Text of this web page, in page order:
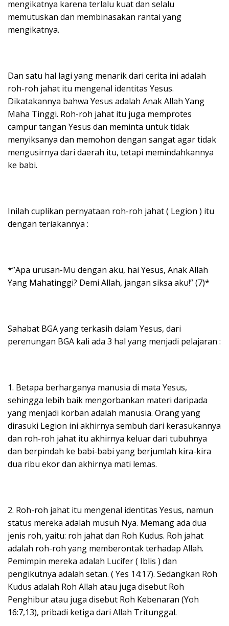
mengikatnya karena terlalu kuat dan selalu
memutuskan dan membinasakan rantai yang
mengikatnya.
Dan satu hal lagi yang menarik dari cerita ini adalah
roh-roh jahat itu mengenal identitas Yesus.
Dikatakannya bahwa Yesus adalah Anak Allah Yang
Maha Tinggi. Roh-roh jahat itu juga memprotes
campur tangan Yesus dan meminta untuk tidak
menyiksanya dan memohon dengan sangat agar tidak
mengusirnya dari daerah itu, tetapi memindahkannya
ke babi.
Inilah cuplikan pernyataan roh-roh jahat ( Legion ) itu
dengan teriakannya :
*”Apa urusan-Mu dengan aku, hai Yesus, Anak Allah
Yang Mahatinggi? Demi Allah, jangan siksa aku!” (7)*
Sahabat BGA yang terkasih dalam Yesus, dari
perenungan BGA kali ada 3 hal yang menjadi pelajaran :
1. Betapa berharganya manusia di mata Yesus,
sehingga lebih baik mengorbankan materi daripada
yang menjadi korban adalah manusia. Orang yang
dirasuki Legion ini akhirnya sembuh dari kerasukannya
dan roh-roh jahat itu akhirnya keluar dari tubuhnya
dan berpindah ke babi-babi yang berjumlah kira-kira
dua ribu ekor dan akhirnya mati lemas.
2. Roh-roh jahat itu mengenal identitas Yesus, namun
status mereka adalah musuh Nya. Memang ada dua
jenis roh, yaitu: roh jahat dan Roh Kudus. Roh jahat
adalah roh-roh yang memberontak terhadap Allah.
Pemimpin mereka adalah Lucifer ( Iblis ) dan
pengikutnya adalah setan. ( Yes 14:17). Sedangkan Roh
Kudus adalah Roh Allah atau juga disebut Roh
Penghibur atau juga disebut Roh Kebenaran (Yoh
16:7,13), pribadi ketiga dari Allah Tritunggal.